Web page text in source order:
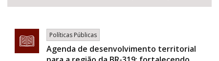
Políticas Públicas
Agenda de desenvolvimento territorial